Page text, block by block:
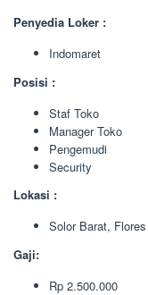
Penyedia Loker :
Indomaret
Posisi :
Staf Toko
Manager Toko
Pengemudi
Security
Lokasi :
Solor Barat,
Gaji:
Rp 2.500.000